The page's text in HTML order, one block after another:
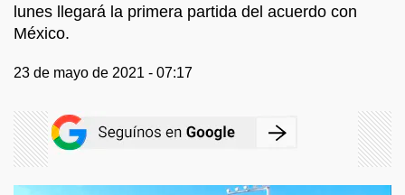
lunes llegará la primera partida del acuerdo con
México.
23 de mayo de 2021 - 07:17